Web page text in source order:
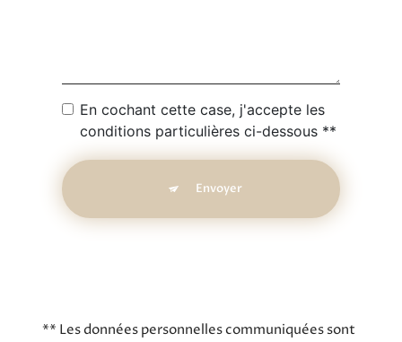
En cochant cette case, j'accepte les
conditions particulières ci-dessous **
Envoyer
** Les données personnelles communiquées sont